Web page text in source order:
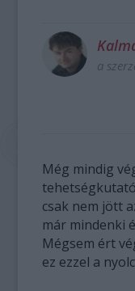
a
Még mindig
csak nem jött
már mindenki
Mégsem ért
ez ezzel a